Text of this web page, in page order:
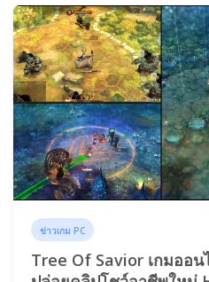
ข่าวเกม PC
Tree Of Savior เกมออน